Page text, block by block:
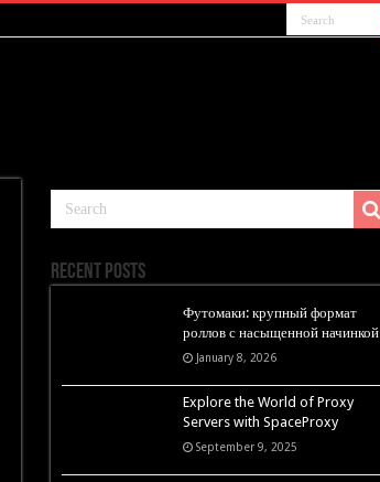
Recent Posts
Футомаки: крупный формат
роллов с насыщенной начинкой
January 8, 2026
Explore the World of Proxy
Servers with SpaceProxy
September 9, 2025